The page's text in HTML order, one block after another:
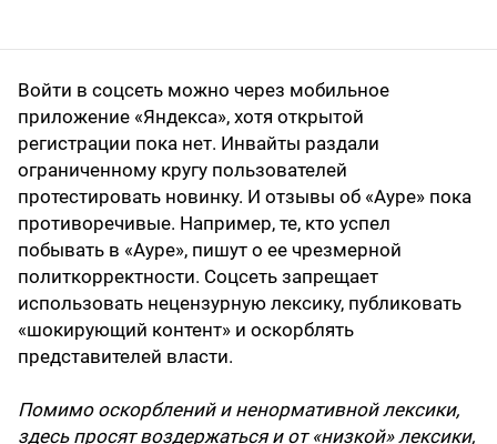
Войти в соцсеть можно через мобильное
приложение «Яндекса», хотя открытой
регистрации пока нет. Инвайты раздали
ограниченному кругу пользователей
протестировать новинку. И отзывы об «Ауре» пока
противоречивые. Например, те, кто успел
побывать в «Ауре», пишут о ее чрезмерной
политкорректности. Соцсеть запрещает
использовать нецензурную лексику, публиковать
«шокирующий контент» и оскорблять
представителей власти.
Помимо оскорблений и ненормативной лексики,
здесь просят воздержаться и от «низкой» лексики,